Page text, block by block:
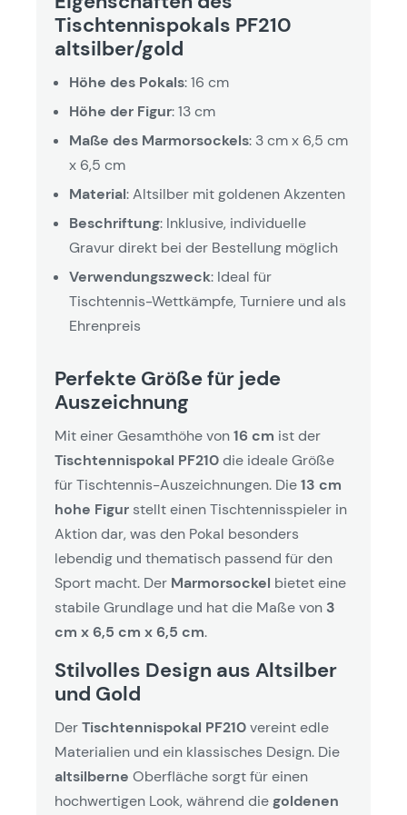
Tischtennispokals PF210
altsilber/gold
Höhe des Pokals: 16 cm
Höhe der Figur: 13 cm
Maße des Marmorsockels: 3 cm x 6,5 cm
x 6,5 cm
Material: Altsilber mit goldenen Akzenten
Beschriftung: Inklusive, individuelle
Gravur direkt bei der Bestellung möglich
Verwendungszweck: Ideal für
Tischtennis-Wettkämpfe, Turniere und als
Ehrenpreis
Perfekte Größe für jede
Auszeichnung
Mit einer Gesamthöhe von16 cm ist der
Tischtennispokal PF210die ideale Größe
für Tischtennis-Auszeichnungen. Die13 cm
hohe Figur stellt einen Tischtennisspieler in
Aktion dar, was den Pokal besonders
lebendig und thematisch passend für den
Sport macht. Der Marmorsockel bietet eine
stabile Grundlage und hat die Maße von 3
cm x 6,5 cm x 6,5 cm.
Stilvolles Design aus Altsilber
und Gold
DerTischtennispokal PF210vereint edle
Materialien und ein klassisches Design. Die
altsilberne Oberfläche sorgt für einen
hochwertigen Look, während diegoldenen